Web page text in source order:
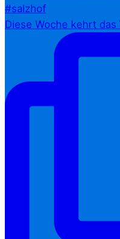
Diese Woche kehrt